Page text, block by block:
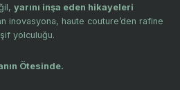
yarını inşa eden hikayeleri
inovasyona, haute couture’den rafine
yolculuğu.
Ötesinde.